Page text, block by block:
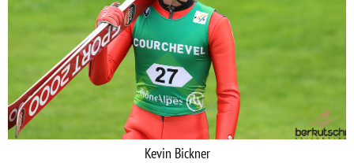
Kevin Bickner